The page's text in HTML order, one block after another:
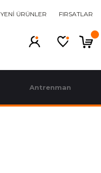
YENİ ÜRÜNLER FIRSATLAR
Antrenman